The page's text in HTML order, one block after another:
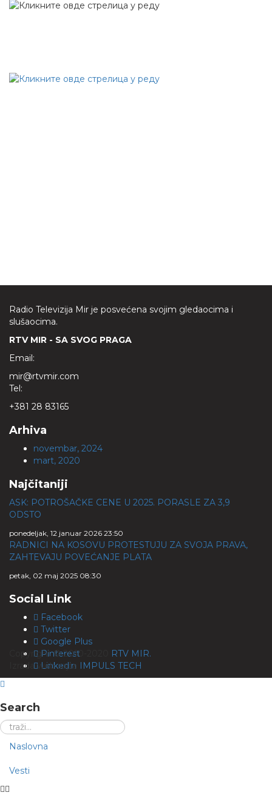
Radio Televizija Mir je posvećena svojim gledaocima i
slušaocima.
RTV MIR - SA SVOG PRAGA
Email:
mir@rtvmir.com
Tel:
+381 28 83165
Arhiva
novembar, 2024
mart, 2020
Najčitaniji
ASK: POTROŠAČKE CENE U 2025. PORASLE ZA 3,9
ODSTO
ponedeljak, 12 januar 2026 23:50
RADNICI NA KOSOVU PROTESTUJU ZA SVOJA PRAVA,
ZAHTEVAJU POVEĆANJE PLATA
petak, 02 maj 2025 08:30
Social Link
Facebook
Twitter
Google Plus
Pinterest
Linkedin
Copyright © 2010-2020
RTV MIR.
Izrada web sajta
IMPULS TECH
Search
Naslovna
Vesti